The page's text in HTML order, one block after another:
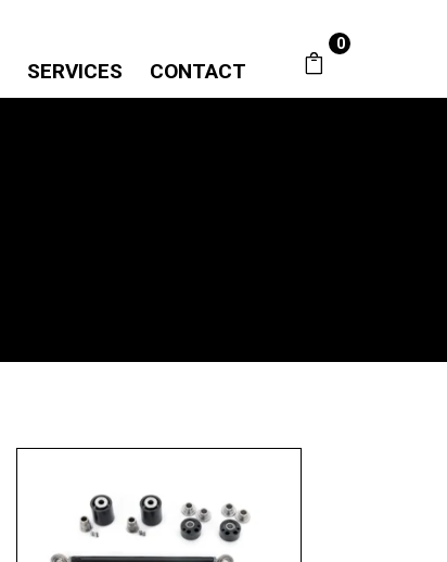
SERVICES CONTACT
0